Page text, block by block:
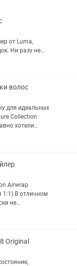
от Luma,
Ни разу не
Торг есть
волос
для идеальных
Collection
вариант.
Airwrap
не
коробка ✔️
Original